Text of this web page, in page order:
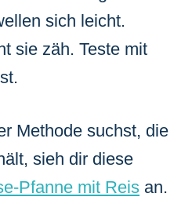
sich leicht.
sie zäh. Teste mit
Methode suchst, die
sieh dir diese
Pfanne mit Reis an.